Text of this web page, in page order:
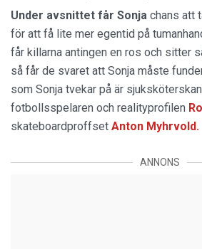
Under avsnittet får Sonja chans att
för att få lite mer egentid på
får killarna antingen en ros och sitter
så får de svaret att Sonja måste
som Sonja tvekar på är sjuksköterskan
fotbollsspelaren och realityprofilen
skateboardproffset Anton Myhrvold.
ANNONS